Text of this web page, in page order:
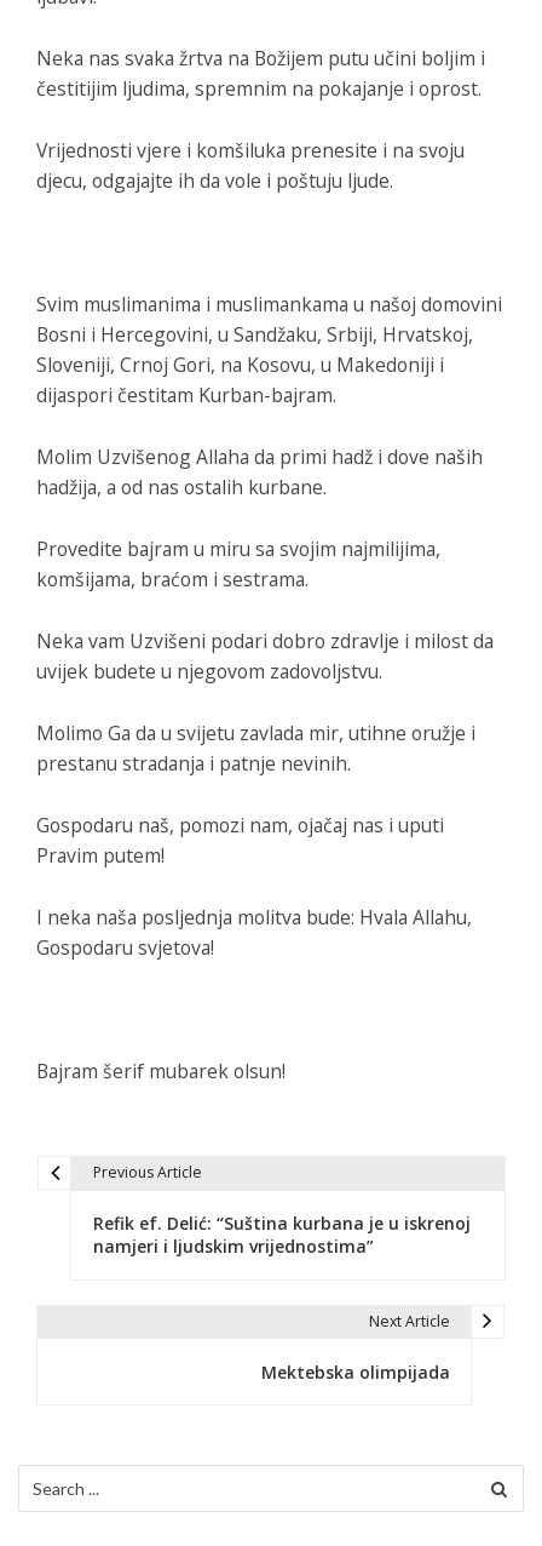
Neka nas svaka žrtva na Božijem putu učini boljim i
čestitijim ljudima, spremnim na pokajanje i oprost.
Vrijednosti vjere i komšiluka prenesite i na svoju
djecu, odgajajte ih da vole i poštuju ljude.
Svim muslimanima i muslimankama u našoj domovini
Bosni i Hercegovini, u Sandžaku, Srbiji, Hrvatskoj,
Sloveniji, Crnoj Gori, na Kosovu, u Makedoniji i
dijaspori čestitam Kurban-bajram.
Molim Uzvišenog Allaha da primi hadž i dove naših
hadžija, a od nas ostalih kurbane.
Provedite bajram u miru sa svojim najmilijima,
komšijama, braćom i sestrama.
Neka vam Uzvišeni podari dobro zdravlje i milost da
uvijek budete u njegovom zadovoljstvu.
Molimo Ga da u svijetu zavlada mir, utihne oružje i
prestanu stradanja i patnje nevinih.
Gospodaru naš, pomozi nam, ojačaj nas i uputi
Pravim putem!
I neka naša posljednja molitva bude: Hvala Allahu,
Gospodaru svjetova!
Bajram šerif mubarek olsun!
c
i
Previous Article
Refik ef. Delić: “Suština kurbana je u iskrenoj
namjeri i ljudskim vrijednostima”
Next Article
Mektebska olimpijada
for: